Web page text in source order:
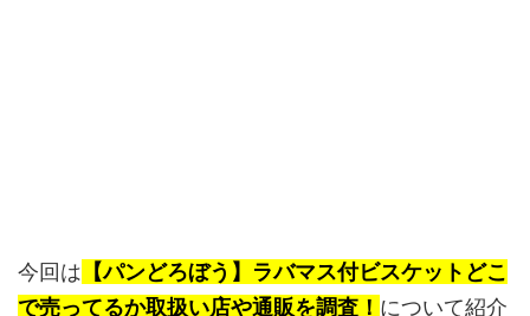
今回は 【パンどろぼう】ラバマス付ビスケットどこ
で売ってるか取扱い店や通販を調査！ について紹介